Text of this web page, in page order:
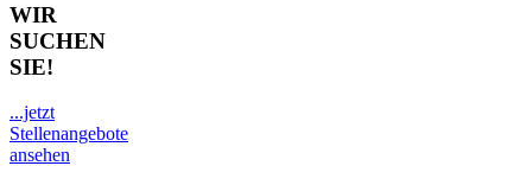
WIR
SUCHEN
SIE!
...jetzt
Stellenangebote
ansehen